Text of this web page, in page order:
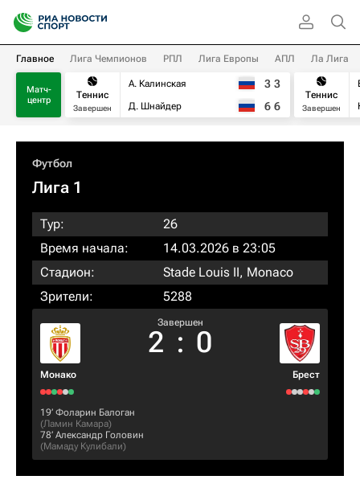
Главное Лига Чемпионов РПЛ Лига Европы АПЛ Ла Лига
Матч-
центр
Теннис
Завершен
А. Калинская
Д. Шнайдер
3 3
6 6
Теннис
Завершен
Футбол
Лига 1
Тур:
26
Время начала:
14.03.2026 в 23:05
Стадион:
Stade Louis II, Monaco
Зрители:
5288
Монако
Завершен
2 : 0
Брест
19‎’‎ Фоларин Балоган
(Ламин Камара)
78‎’‎ Александр Головин
(Мамаду Кулибали)